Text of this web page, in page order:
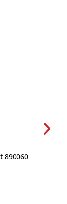
890060